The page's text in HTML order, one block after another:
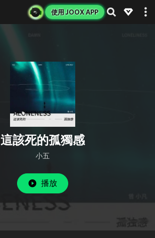
使用 JOOX APP
這該死的孤獨感
小五
播放